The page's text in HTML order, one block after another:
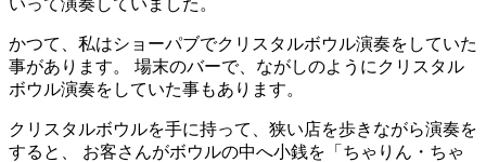
いって演奏していました。
かつて、私はショーパブでクリスタルボウル演奏をしていた
事があります。 場末のバーで、ながしのようにクリスタル
ボウル演奏をしていた事もあります。
クリスタルボウルを手に持って、狭い店を歩きながら演奏を
すると、 お客さんがボウルの中へ小銭を「ちゃりん・ちゃ